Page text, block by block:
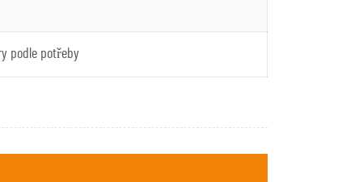
podle potřeby